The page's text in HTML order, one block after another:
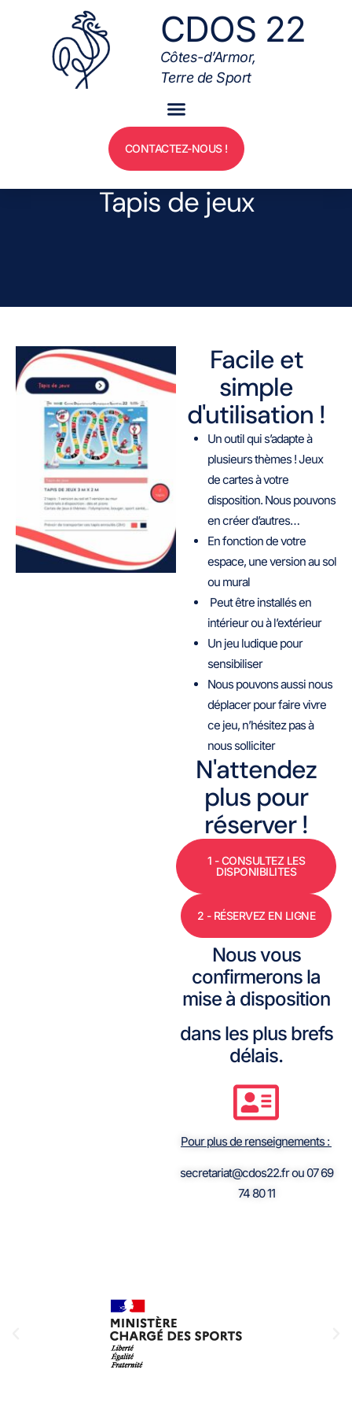
CDOS 22
Côtes-d’Armor,
Terre de Sport
CONTACTEZ-NOUS !
Tapis de jeux
Facile et
simple
d'utilisation !
Un outil qui s’adapte à
plusieurs thèmes ! Jeux
de cartes à votre
disposition. Nous pouvons
en créer d’autres…
En fonction de votre
espace, une version au sol
ou mural
Peut être installés en
intérieur ou à l’extérieur
Un jeu ludique pour
sensibiliser
Nous pouvons aussi nous
déplacer pour faire vivre
ce jeu, n’hésitez pas à
nous solliciter
N'attendez
plus pour
réserver !
1 - CONSULTEZ LES
DISPONIBILITES
2 - RÉSERVEZ EN LIGNE
Nous vous
confirmerons la
mise à disposition
dans les plus brefs
délais.
Pour plus de renseignements :
secretariat@cdos22.fr ou 07 69
74 80 11